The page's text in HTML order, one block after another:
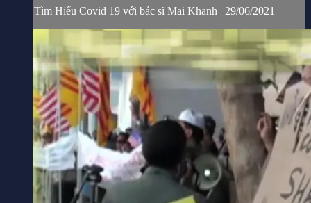
Tìm Hiểu Covid 19 với bác sĩ Mai Khanh | 29/06/2021